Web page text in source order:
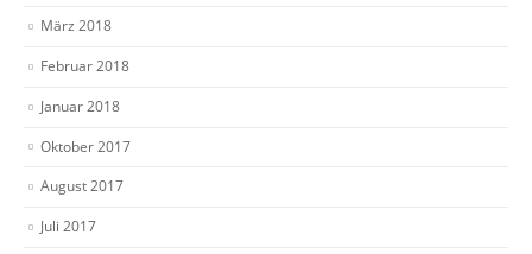
März 2018
Februar 2018
Januar 2018
Oktober 2017
August 2017
Juli 2017